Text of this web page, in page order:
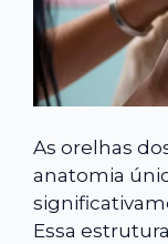
As orelhas
anatomia
Essa